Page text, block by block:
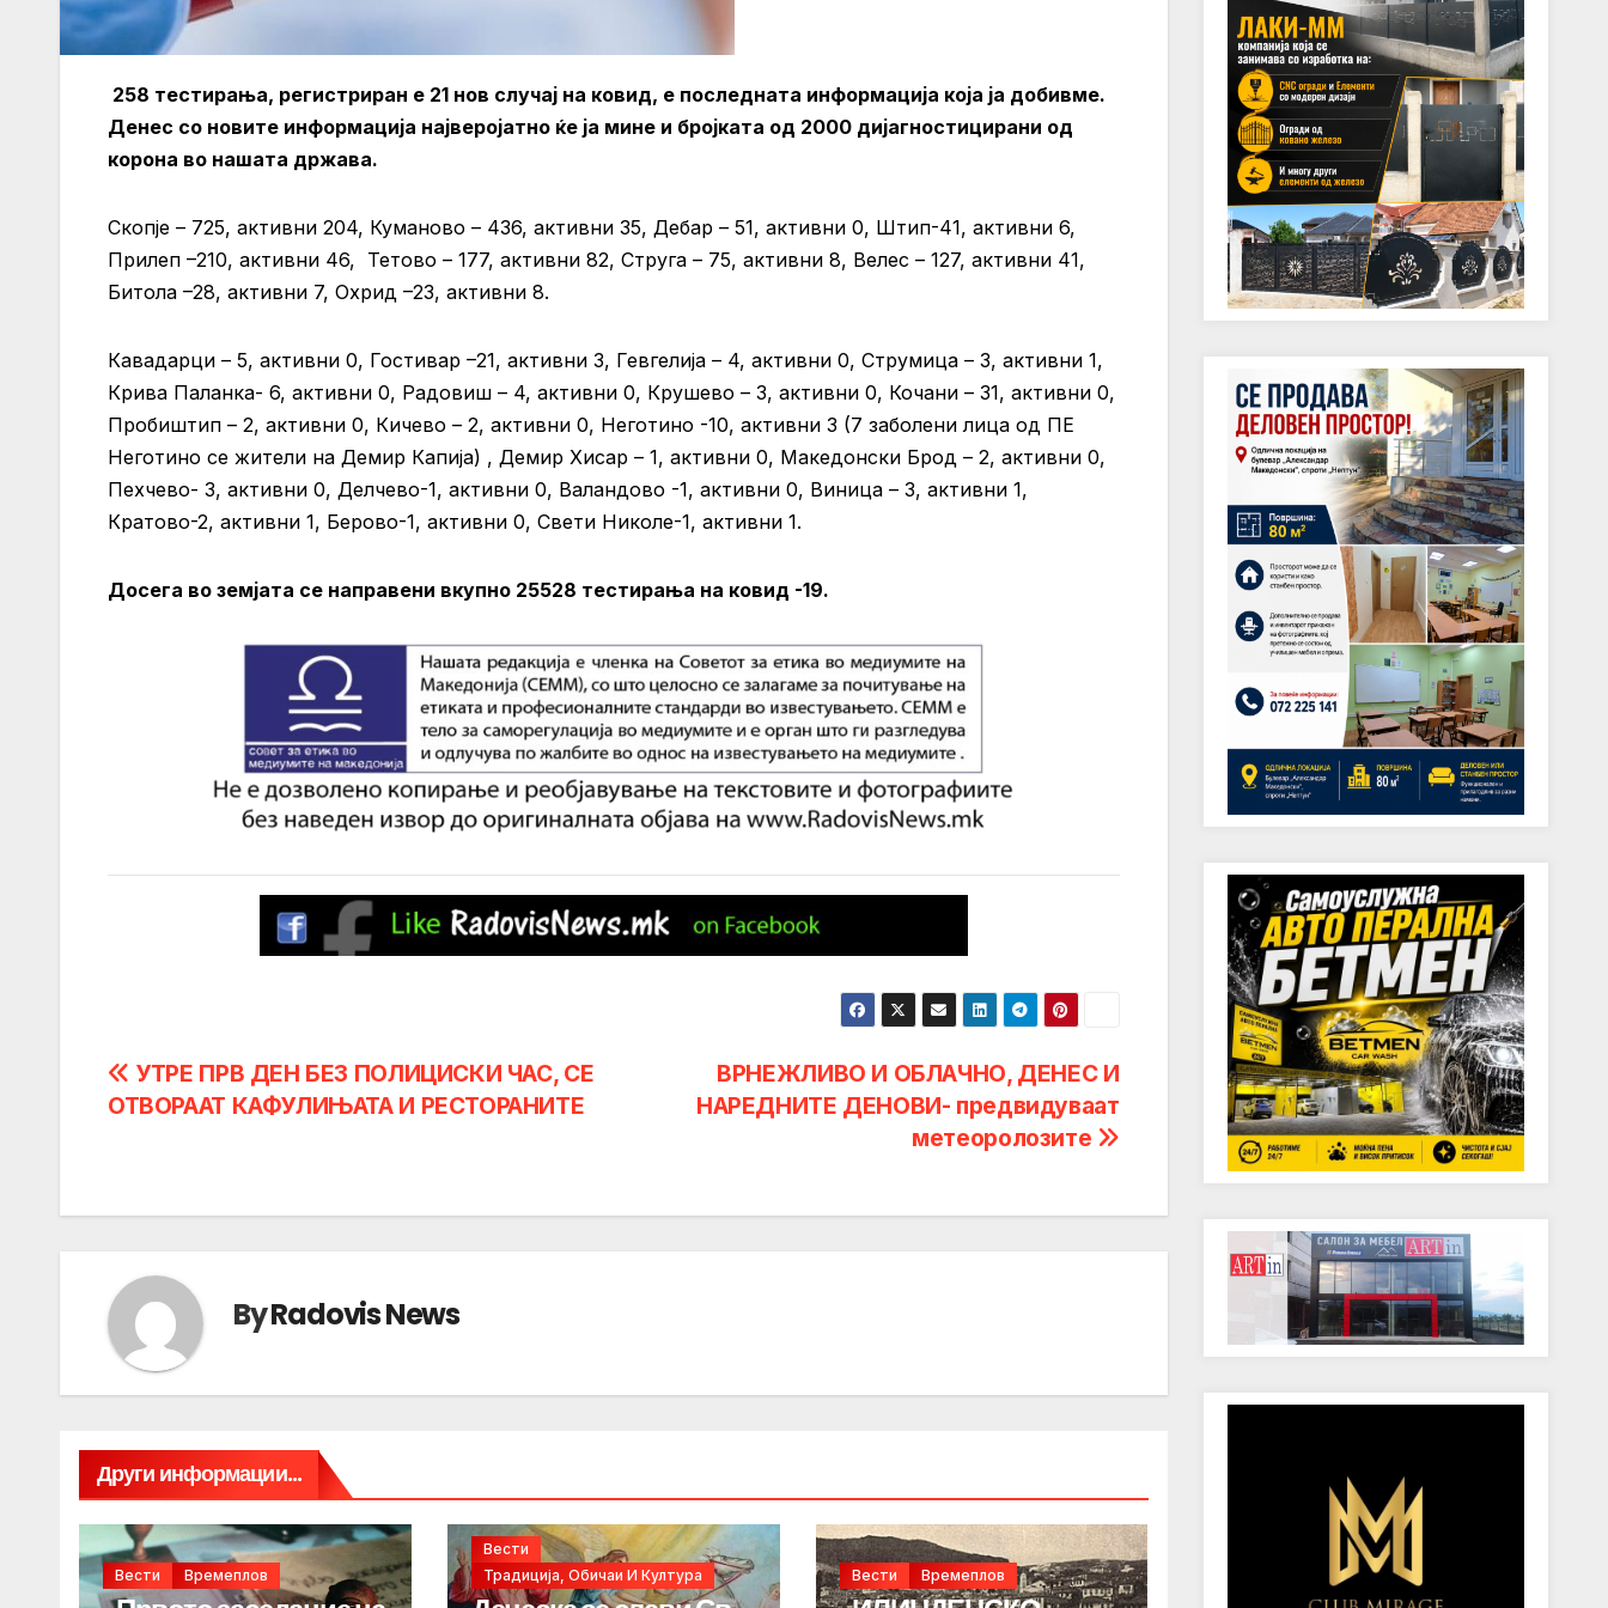
258 тестирања, регистриран е 21 нов случај на ковид, е последната информација која ја добивме.
Денес со новите информација најверојатно ќе ја мине и бројката од 2000 дијагностицирани од
корона во нашата држава.
Скопје – 725, активни 204, Куманово – 436, активни 35, Дебар – 51, активни 0, Штип-41, активни 6,
Прилеп –210, активни 46, Тетово – 177, активни 82, Струга – 75, активни 8, Велес – 127, активни 41,
Битола –28, активни 7, Охрид –23, активни 8.
Кавадарци – 5, активни 0, Гостивар –21, активни 3, Гевгелија – 4, активни 0, Струмица – 3, активни 1,
Крива Паланка- 6, активни 0, Радовиш – 4, активни 0, Крушево – 3, активни 0, Кочани – 31, активни 0,
Пробиштип – 2, активни 0, Кичево – 2, активни 0, Неготино -10, активни 3 (7 заболени лица од ПЕ
Неготино се жители на Демир Капија) , Демир Хисар – 1, активни 0, Македонски Брод – 2, активни 0,
Пехчево- 3, активни 0, Делчево-1, активни 0, Валандово -1, активни 0, Виница – 3, активни 1,
Кратово-2, активни 1, Берово-1, активни 0, Свети Николе-1, активни 1.
Досега во земјата се направени вкупно 25528 тестирања на ковид -19.
Post
navigation
ВРНЕЖЛИВО И ОБЛАЧНО, ДЕНЕС И
НАРЕДНИТЕ ДЕНОВИ- предвидуваат
метеоролозите
УТРЕ ПРВ ДЕН БЕЗ ПОЛИЦИСКИ ЧАС, СЕ
ОТВОРААТ КАФУЛИЊАТА И РЕСТОРАНИТЕ
ByRadovis News
Други информации...
Вести Времеплов
Вести
Традиција, Обичаи И Култура
Вести Времеплов